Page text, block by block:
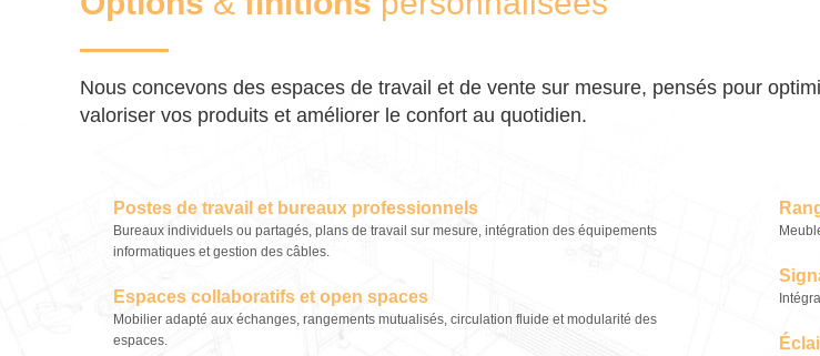
Nous concevons des espaces de travail et de vente sur mesure, pensés pour
valoriser vos produits et améliorer le confort au quotidien.
Postes de travail et bureaux professionnels
Bureaux individuels ou partagés, plans de travail sur mesure, intégration des équipements
informatiques et gestion des câbles.
Espaces collaboratifs et open spaces
Mobilier adapté aux échanges, rangements mutualisés, circulation fluide et modularité des
espaces.